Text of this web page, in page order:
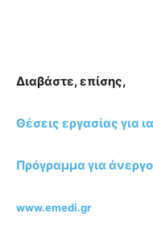
Διαβάστε, επίσης,
Θέσεις εργασίας για
Πρόγραμμα για
www.emedi.gr